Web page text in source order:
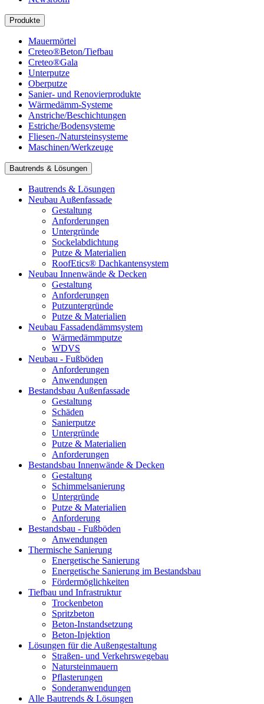
Produkte
Mauermörtel
Creteo®Beton/Tiefbau
Creteo®Gala
Unterputze
Oberputze
Sanier- und Renovierprodukte
Wärmedämm-Systeme
Anstriche/Beschichtungen
Estriche/Bodensysteme
Fliesen-/Natursteinsysteme
Maschinen/Werkzeuge
Bautrends & Lösungen
Bautrends & Lösungen
Neubau Außenfassade
Gestaltung
Anforderungen
Untergründe
Sockelabdichtung
Putze & Materialien
RoofEtics® Dachkantensystem
Neubau Innenwände & Decken
Gestaltung
Anforderungen
Putzuntergründe
Putze & Materialien
Neubau Fassadendämmsystem
Wärmedämmputze
WDVS
Neubau - Fußböden
Anforderungen
Anwendungen
Bestandsbau Außenfassade
Gestaltung
Schäden
Sanierputze
Untergründe
Putze & Materialien
Anforderungen
Bestandsbau Innenwände & Decken
Gestaltung
Schimmelsanierung
Untergründe
Putze & Materialien
Anforderung
Bestandsbau - Fußböden
Anwendungen
Thermische Sanierung
Energetische Sanierung
Energetische Sanierung im Bestandsbau
Fördermöglichkeiten
Tiefbau und Infrastruktur
Trockenbeton
Spritzbeton
Beton-Instandsetzung
Beton-Injektion
Lösungen für die Außengestaltung
Straßen- und Verkehrswegebau
Natursteinmauern
Pflasterungen
Sonderanwendungen
Alle Bautrends & Lösungen